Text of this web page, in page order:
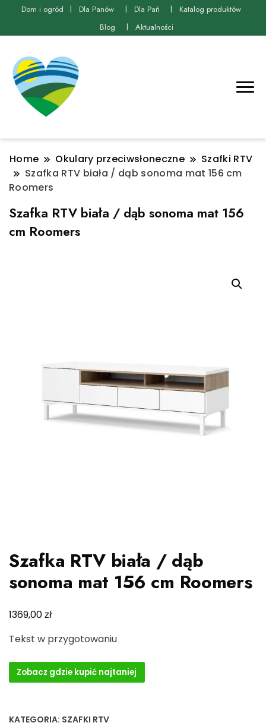
Dom i ogród Dla Panów Dla Pań
Katalog produktów
Blog
Aktualności
Home Okulary przeciwsłoneczne
Szafki RTV
Szafka RTV biała / dąb sonoma mat 156 cm
Roomers
Szafka RTV biała / dąb sonoma mat 156
cm Roomers
Szafka RTV biała / dąb
sonoma mat 156 cm Roomers
1369,00zł
Tekst w przygotowaniu
Zobacz gdzie kupić najtaniej
KATEGORIA: SZAFKI RTV